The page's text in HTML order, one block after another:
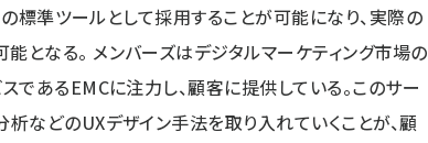
の標準ツールとして採用することが可能になり、実際の
となる。 メンバーズはデジタルマーケティング市場の
であるEMCに注力し、顧客に提供している。このサー
析などのUXデザイン手法を取り入れていくことが、顧